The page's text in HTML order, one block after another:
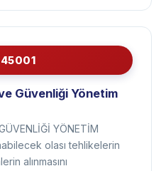
45001
Güvenliği Yönetim
YÖNETİM
olası tehlikelerin